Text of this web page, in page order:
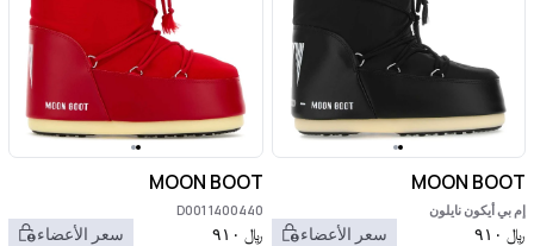
MOON BOOT
إم بي أيكون نايلون
﷼ ٩١٠ سعر الأعضاء
MOON BOOT
1400440 D001
﷼ ٩١٠ سعر الأعضاء